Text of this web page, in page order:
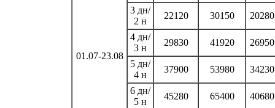
01.07-23.08
3 дн/
2 н
22120 30150 20280
4 дн/
3 н
29830 41920 26950
5 дн/
4 н
37900 53980 34230
6 дн/
5 н
45280 65400 40680